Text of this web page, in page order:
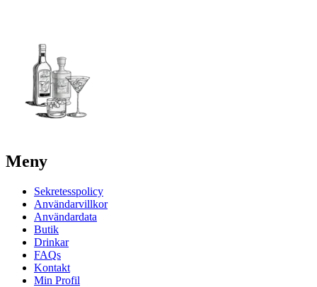
Meny
Sekretesspolicy
Användarvillkor
Användardata
Butik
Drinkar
FAQs
Kontakt
Min Profil